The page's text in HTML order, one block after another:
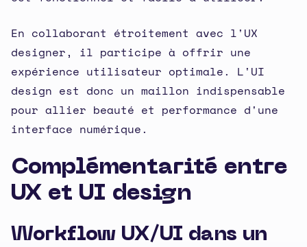
En collaborant étroitement avec l'UX
designer, il participe à offrir une
expérience utilisateur optimale. L'UI
design est donc un maillon indispensable
pour allier beauté et performance d'une
interface numérique.
Complémentarité entre
UX et UI design
Workflow UX/UI dans un